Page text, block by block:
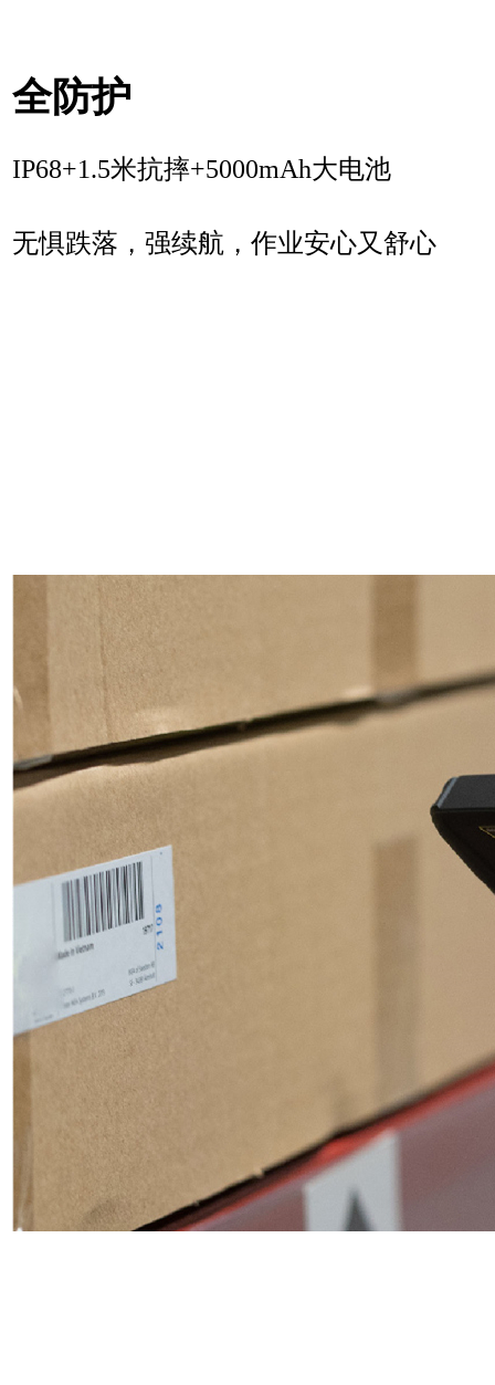
全防护
IP68+1.5米抗摔+5000mAh大电池
无惧跌落，强续航，作业安心又舒心